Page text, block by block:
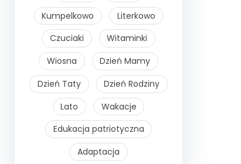
Kumpelkowo
Literkowo
Czuciaki
Witaminki
Wiosna
Dzień Mamy
Dzień Taty
Dzień Rodziny
Lato
Wakacje
Edukacja patriotyczna
Adaptacja